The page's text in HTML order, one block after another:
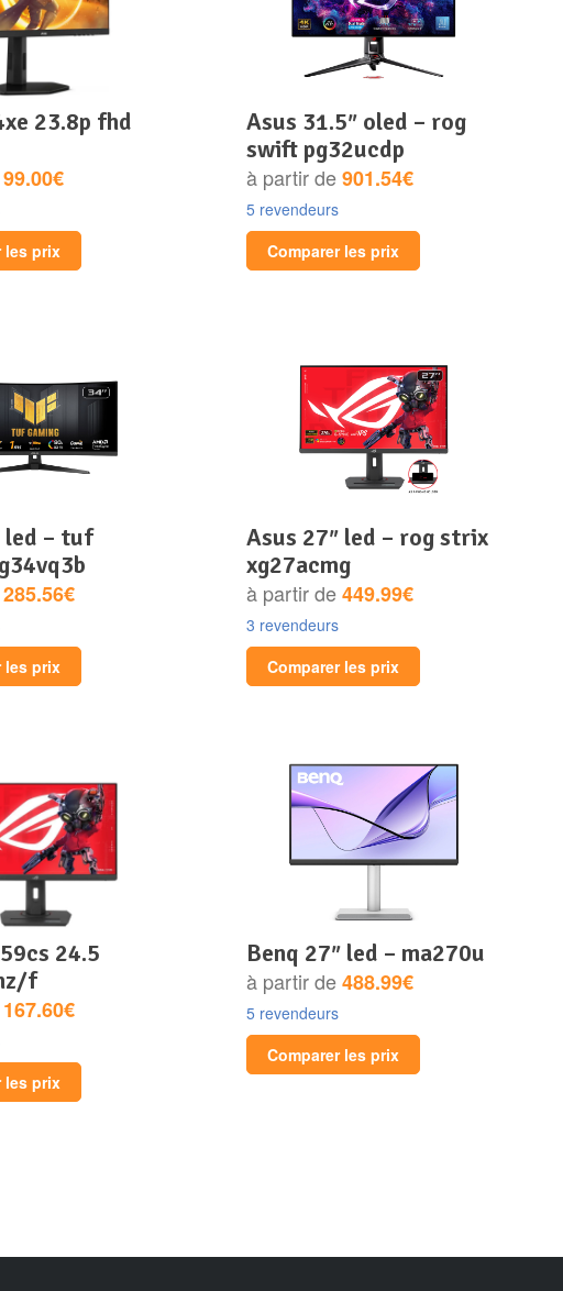
99.00€
les prix
asus 31.5″ oled – rog
swift pg32ucdp
à partir de901.54€
5 revendeurs
Comparer les prix
285.56€
les prix
asus 27″ led – rog strix
xg27acmg
à partir de449.99€
3 revendeurs
Comparer les prix
f
167.60€
les prix
benq 27″ led – ma270u
à partir de488.99€
5 revendeurs
Comparer les prix